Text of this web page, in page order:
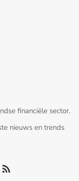
financiële sector.
nieuws en trends